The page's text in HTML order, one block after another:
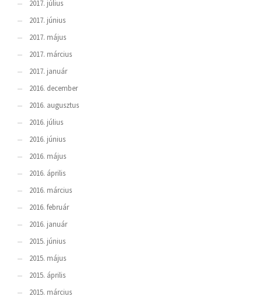
2017. július
2017. június
2017. május
2017. március
2017. január
2016. december
2016. augusztus
2016. július
2016. június
2016. május
2016. április
2016. március
2016. február
2016. január
2015. június
2015. május
2015. április
2015. március